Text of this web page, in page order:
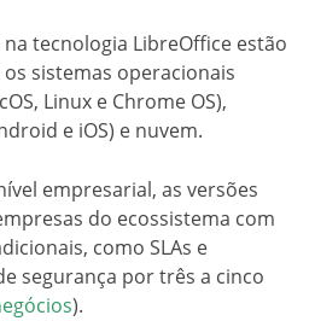
tecnologia LibreOffice estão
sistemas operacionais
Linux e Chrome OS),
e iOS) e nuvem.
empresarial, as versões
do ecossistema com
como SLAs e
segurança por três a cinco
).